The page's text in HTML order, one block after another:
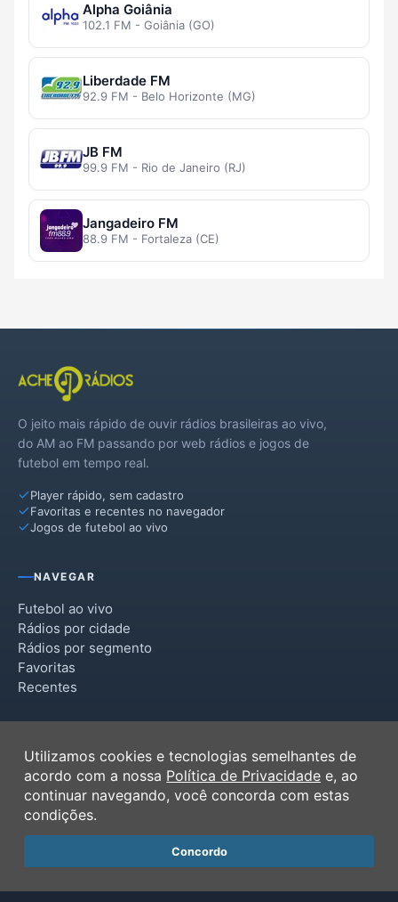
Alpha Goiânia
102.1 FM - Goiânia (GO)
Liberdade FM
92.9 FM - Belo Horizonte (MG)
JB FM
99.9 FM - Rio de Janeiro (RJ)
Jangadeiro FM
88.9 FM - Fortaleza (CE)
O jeito mais rápido de ouvir rádios brasileiras ao vivo,
do AM ao FM passando por web rádios e jogos de
futebol em tempo real.
Player rápido, sem cadastro
Favoritas e recentes no navegador
Jogos de futebol ao vivo
NAVEGAR
Futebol ao vivo
Rádios por cidade
Rádios por segmento
Favoritas
Recentes
Termos de Uso
Política de Privacidade
Ferramentas
Contato
Utilizamos cookies e tecnologias semelhantes de
acordo com a nossa Política de Privacidade e, ao
continuar navegando, você concorda com estas
condições.
Concordo